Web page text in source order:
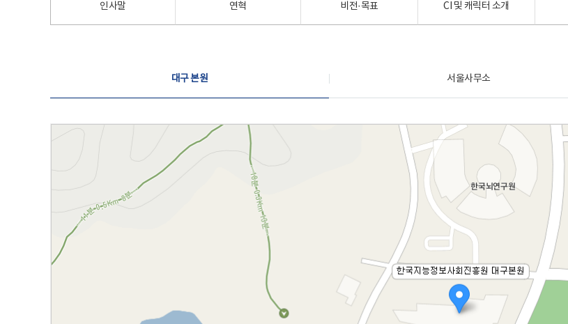
인사말 연혁 비전·목표 CI 및 캐릭터 소개
대구 본원 서울사무소